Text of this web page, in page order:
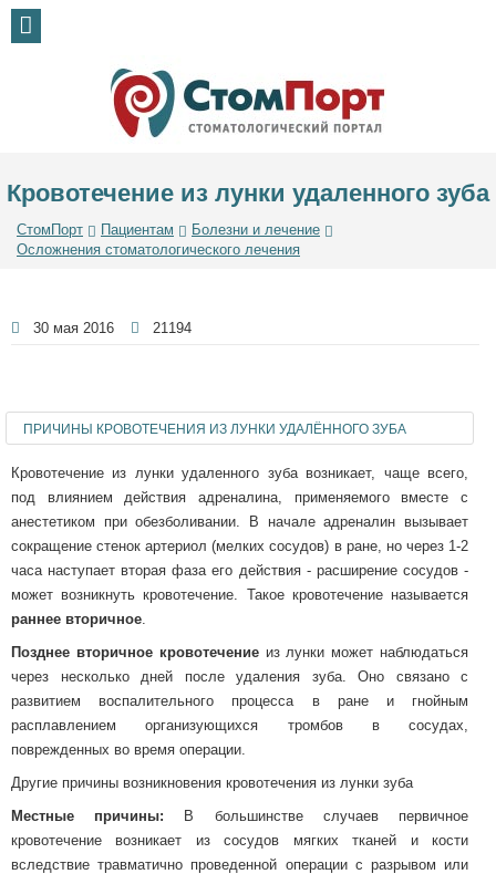
Кровотечение из лунки удаленного зуба
СтомПорт Пациентам
Болезни и лечение
Осложнения стоматологического лечения
30 мая 2016 21194
ПРИЧИНЫ КРОВОТЕЧЕНИЯ ИЗ ЛУНКИ УДАЛЁННОГО ЗУБА
Кровотечение из лунки удаленного зуба возникает, чаще всего,
под влиянием действия адреналина, применяемого вместе с
анестетиком при обезболивании. В начале адреналин вызывает
сокращение стенок артериол (мелких сосудов) в ране, но через 1-2
часа наступает вторая фаза его действия - расширение сосудов -
может возникнуть кровотечение. Такое кровотечение называется
раннее вторичное.
Позднее вторичное кровотечениеиз лунки может наблюдаться
через несколько дней после удаления зуба. Оно связано с
развитием воспалительного процесса в ране и гнойным
расплавлением организующихся тромбов в сосудах,
поврежденных во время операции.
Другие причины возникновения кровотечения из лунки зуба
Местные причины: В большинстве случаев первичное
кровотечение возникает из сосудов мягких тканей и кости
вследствие травматично проведенной операции с разрывом или